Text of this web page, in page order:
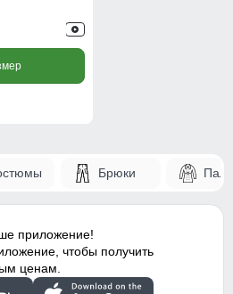
Брюки
приложение!
чтобы получить
ценам.